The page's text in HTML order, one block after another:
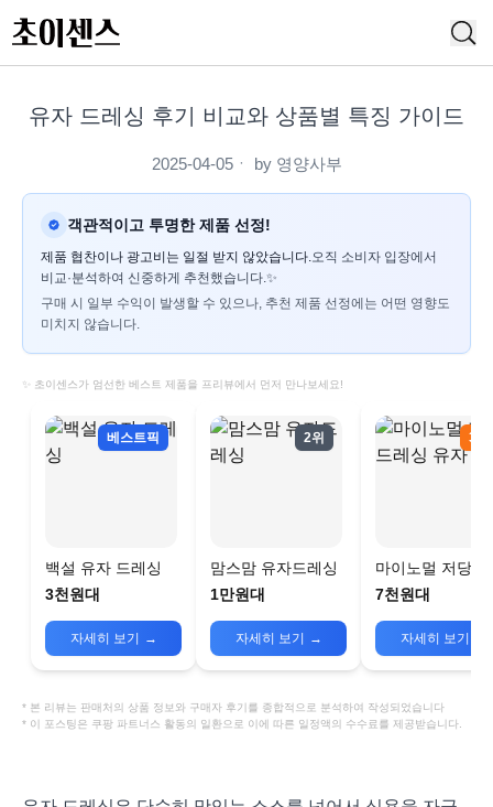
유자 드레싱 후기 비교와 상품별 특징 가이드
2025-04-05ㆍ by 영양사부
객관적이고 투명한 제품 선정!
제품 협찬이나 광고비는 일절 받지 않았습니다.오직 소비자 입장에서
비교·분석하여 신중하게 추천했습니다.✨
구매 시 일부 수익이 발생할 수 있으나, 추천 제품 선정에는 어떤 영향도
미치지 않습니다.
✨ 초이센스가 엄선한 베스트 제품을 프리뷰에서 먼저 만나보세요!
베스트픽
백설 유자 드레싱
3천원대
자세히 보기 →
2위
맘스맘 유자드레싱
1만원대
자세히 보기 →
3위
마이노멀 저당
싱 유자
7천원대
자세히 보기
* 본 리뷰는 판매처의 상품 정보와 구매자 후기를 종합적으로 분석하여 작성되었습니다
* 이 포스팅은 쿠팡 파트너스 활동의 일환으로 이에 따른 일정액의 수수료를 제공받습니다.